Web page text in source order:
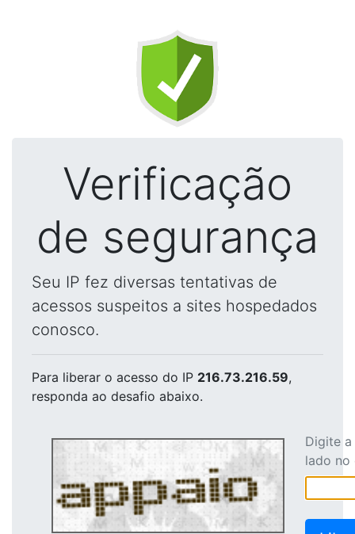
Verificação
de segurança
Seu IP fez diversas tentativas de
acessos suspeitos a sites hospedados
conosco.
Para liberar o acesso do IP 216.73.216.59,
responda ao desafio abaixo.
Digite
lado no